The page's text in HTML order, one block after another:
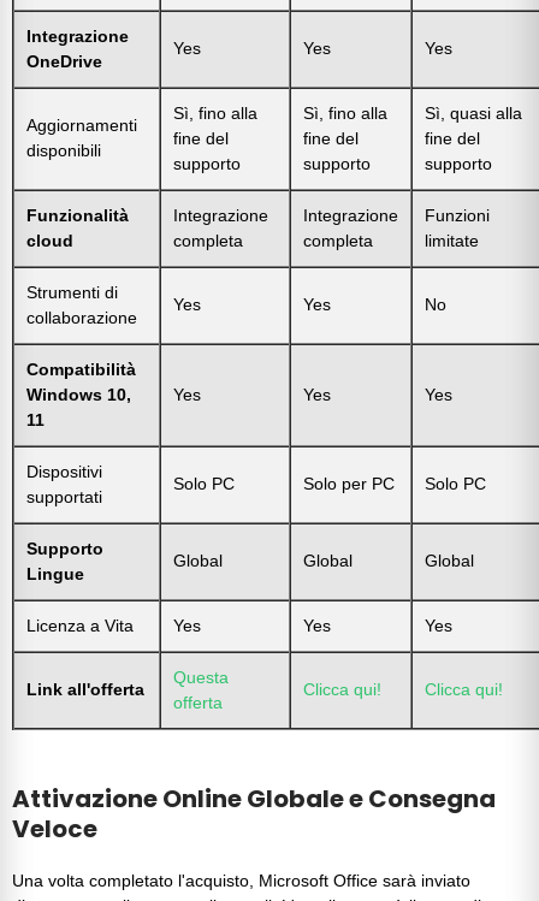
Integrazione
OneDrive
Yes Yes Yes
Aggiornamenti
disponibili
Sì, fino alla
fine del
supporto
Sì, fino alla
fine del
supporto
Sì, quasi alla
fine del
supporto
Funzionalità
cloud
Integrazione
completa
Integrazione
completa
Funzioni
limitate
Strumenti di
collaborazione
Yes Yes No
Compatibilità
Windows 10,
11
Yes Yes Yes
Dispositivi
supportati
Solo PC Solo per PC Solo PC
Supporto
Lingue
Global Global Global
Licenza a Vita Yes Yes Yes
Link all'offerta
Questa
offerta
Clicca qui! Clicca qui!
Attivazione Online Globale e Consegna
Veloce
Una volta completato l'acquisto, Microsoft Office sarà inviato